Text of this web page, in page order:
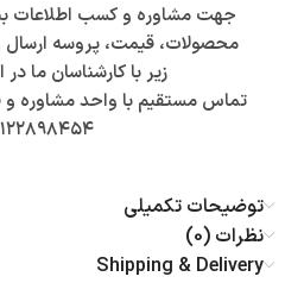
جهت مشاوره و کسب اطلاعات
محصولات، قیمت، پروسه ارسال
زیر با کارشناسان ما در
توضیحات تکمیلی
نظرات (0)
Shipping & Delivery